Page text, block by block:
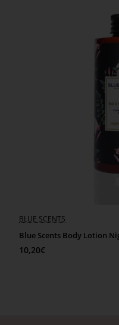
BLUE SCENTS
Blue Scents Body Lotion
10,20€